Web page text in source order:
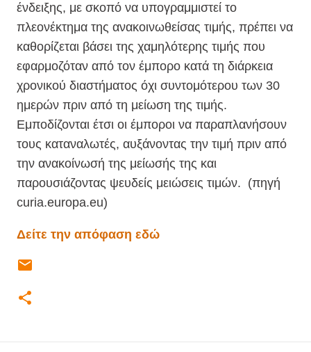
ένδειξης, με σκοπό να υπογραμμιστεί το
πλεονέκτημα της ανακοινωθείσας τιμής, πρέπει να
καθορίζεται βάσει της χαμηλότερης τιμής που
εφαρμοζόταν από τον έμπορο κατά τη διάρκεια
χρονικού διαστήματος όχι συντομότερου των 30
ημερών πριν από τη μείωση της τιμής.
Εμποδίζονται έτσι οι έμποροι να παραπλανήσουν
τους καταναλωτές, αυξάνοντας την τιμή πριν από
την ανακοίνωσή της μείωσής της και
παρουσιάζοντας ψευδείς μειώσεις τιμών. (πηγή
curia.europa.eu)
Δείτε την απόφαση εδώ